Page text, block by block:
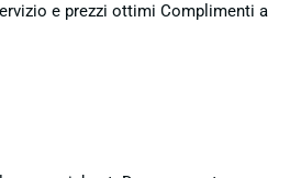
e prezzi ottimi Complimenti a